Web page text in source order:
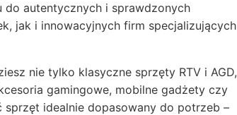
do autentycznych i sprawdzonych
jak i innowacyjnych firm specjalizujących
nie tylko klasyczne sprzęty RTV i AGD,
gamingowe, mobilne gadżety czy
idealnie dopasowany do potrzeb –